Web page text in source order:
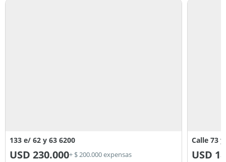
133 e/ 62 y 63 6200
USD 230.000+ $ 200.000 expensas
Calle 73
USD